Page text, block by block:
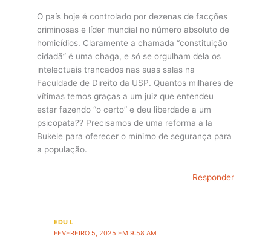
O país hoje é controlado por dezenas de facções
criminosas e líder mundial no número absoluto de
homicídios. Claramente a chamada “constituição
cidadã” é uma chaga, e só se orgulham dela os
intelectuais trancados nas suas salas na
Faculdade de Direito da USP. Quantos milhares de
vítimas temos graças a um juiz que entendeu
estar fazendo “o certo” e deu liberdade a um
psicopata?? Precisamos de uma reforma a la
Bukele para oferecer o mínimo de segurança para
a população.
Responder
EDU L
FEVEREIRO 5, 2025 EM 9:58 AM